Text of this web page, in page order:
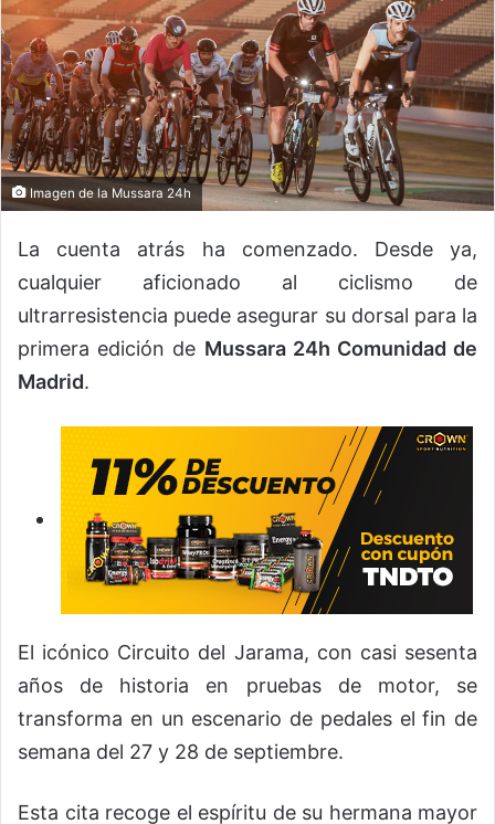
Imagen de la Mussara 24h
La cuenta atrás ha comenzado. Desde ya,
cualquier aficionado al ciclismo de
ultrarresistencia puede asegurar su dorsal para la
primera edición de Mussara 24h Comunidad de
Madrid.
El icónico Circuito del Jarama, con casi sesenta
años de historia en pruebas de motor, se
transforma en un escenario de pedales el fin de
semana del 27 y 28 de septiembre.
Esta cita recoge el espíritu de su hermana mayor